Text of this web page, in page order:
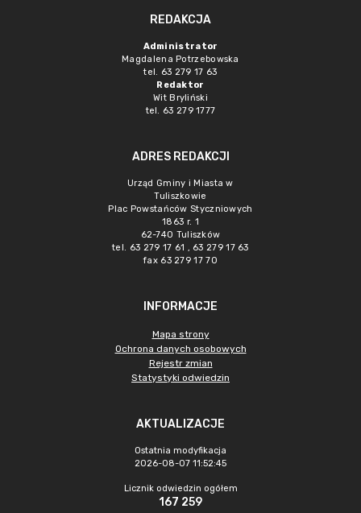
REDAKCJA
Administrator
Magdalena Potrzebowska
tel. 63 279 17 63
Redaktor
Wit Bryliński
tel. 63 279 1777
ADRES REDAKCJI
Urząd Gminy i Miasta w
Tuliszkowie
Plac Powstańców Styczniowych
1863 r. 1
62-740 Tuliszków
tel. 63 279 17 61 , 63 279 17 63
fax 63 279 17 70
INFORMACJE
Mapa strony
Ochrona danych osobowych
Rejestr zmian
Statystyki odwiedzin
AKTUALIZACJE
Ostatnia modyfikacja
2026-08-07 11:52:45
Licznik odwiedzin ogółem
167 259